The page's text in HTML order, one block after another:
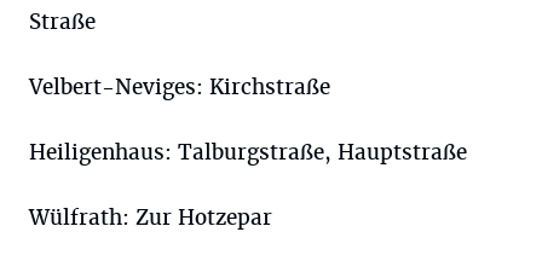
Straße
Velbert-Neviges: Kirchstraße
Heiligenhaus: Talburgstraße, Hauptstraße
Wülfrath: Zur Hotzepar